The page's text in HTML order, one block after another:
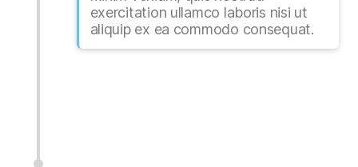
exercitation ullamco laboris nisi ut
aliquip ex ea commodo consequat.